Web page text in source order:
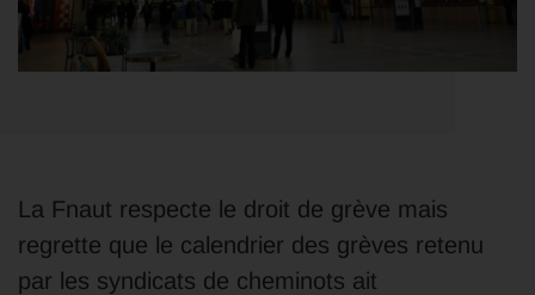
La Fnaut respecte le droit de grève mais
regrette que le calendrier des grèves retenu
par les syndicats de cheminots ait